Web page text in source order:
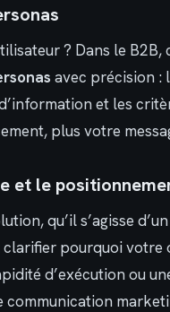
? Dans le
avec précision :
et les
plus votre
et le
qu’il s’agisse
pourquoi votre
d’exécution ou